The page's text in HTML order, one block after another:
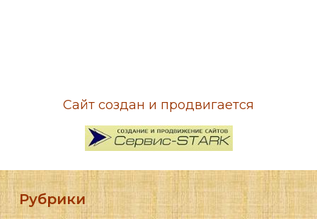
Сайт создан и продвигается
Рубрики